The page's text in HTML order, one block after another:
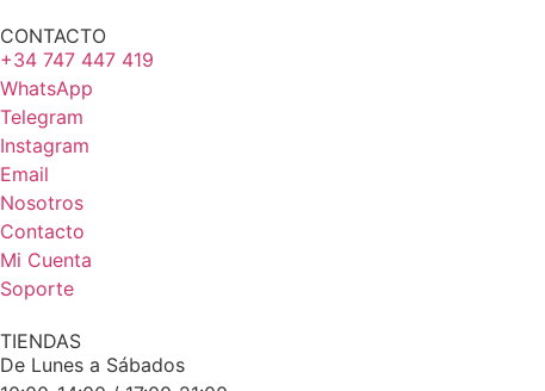
CONTACTO
+34 747 447 419
WhatsApp
Telegram
Instagram
Email
Nosotros
Contacto
Mi Cuenta
Soporte
TIENDAS
De Lunes a Sábados